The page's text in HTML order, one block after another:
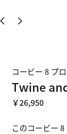
コービー 8 プ
Twine
￥26,950
このコービー